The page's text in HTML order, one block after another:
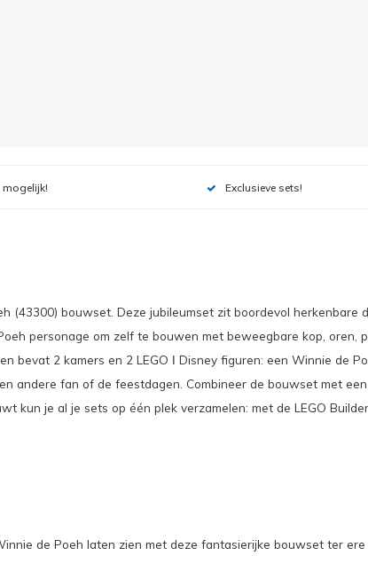
Exclusieve sets!
(43300) bouwset. Deze jubileumset zit boordevol
personage om zelf te bouwen met beweegbare kop, oren,
2 kamers en 2 LEGO ǀ Disney figuren: een Winnie de
andere fan of de feestdagen. Combineer de bouwset met
kun je al je sets op één plek verzamelen: met de LEGO
de Poeh laten zien met deze fantasierijke bouwset ter